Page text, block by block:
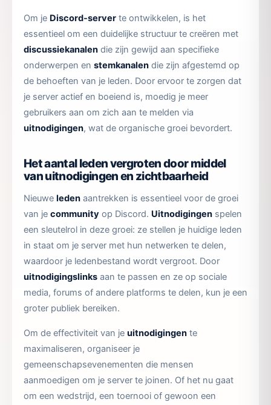
Om je Discord-server te ontwikkelen, is het
essentieel om een duidelijke structuur te creëren met
discussiekanalen die zijn gewijd aan specifieke
onderwerpen en stemkanalen die zijn afgestemd op
de behoeften van je leden. Door ervoor te zorgen dat
je server actief en boeiend is, moedig je meer
gebruikers aan om zich aan te melden via
uitnodigingen, wat de organische groei bevordert.
Het aantal leden vergroten door middel
van uitnodigingen en zichtbaarheid
Nieuwe leden aantrekken is essentieel voor de groei
van je community op Discord. Uitnodigingen spelen
een sleutelrol in deze groei: ze stellen je huidige leden
in staat om je server met hun netwerken te delen,
waardoor je ledenbestand wordt vergroot. Door
uitnodigingslinks aan te passen en ze op sociale
media, forums of andere platforms te delen, kun je een
groter publiek bereiken.
Om de effectiviteit van je uitnodigingen te
maximaliseren, organiseer je
gemeenschapsevenementen die mensen
aanmoedigen om je server te joinen. Of het nu gaat
om een wedstrijd, een toernooi of gewoon een